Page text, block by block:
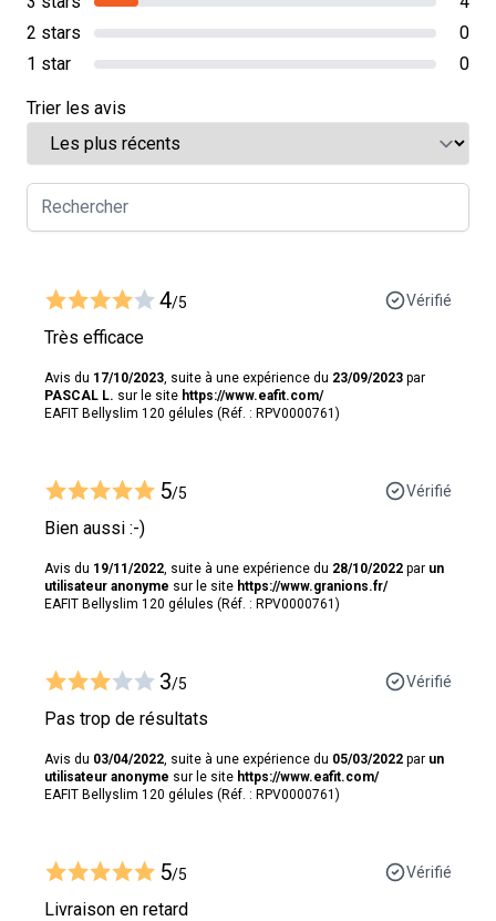
2 stars
0
1 star
0
Trier les avis
4/5 Vérifié
Très efficace
Avis du 17/10/2023 , suite à une expérience du 23/09/2023 par
PASCAL L. sur le site https://www.eafit.com/
EAFIT Bellyslim 120 gélules (Réf. : RPV0000761)
5/5 Vérifié
Bien aussi :-)
Avis du 19/11/2022 , suite à une expérience du 28/10/2022 par un
utilisateur anonyme sur le site https://www.granions.fr/
EAFIT Bellyslim 120 gélules (Réf. : RPV0000761)
3/5 Vérifié
Pas trop de résultats
Avis du 03/04/2022 , suite à une expérience du 05/03/2022 par un
utilisateur anonyme sur le site https://www.eafit.com/
EAFIT Bellyslim 120 gélules (Réf. : RPV0000761)
5/5 Vérifié
Livraison en retard